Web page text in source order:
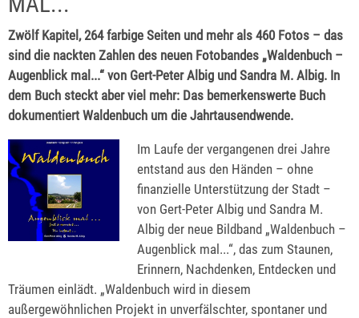
Zwölf Kapitel, 264 farbige Seiten und mehr als 460 Fotos – das
sind die nackten Zahlen des neuen Fotobandes „Waldenbuch –
Augenblick mal...“ von Gert-Peter Albig und Sandra M. Albig. In
dem Buch steckt aber viel mehr: Das bemerkenswerte Buch
dokumentiert Waldenbuch um die Jahrtausendwende.
Im Laufe der vergangenen drei Jahre
entstand aus den Händen – ohne
finanzielle Unterstützung der Stadt –
von Gert-Peter Albig und Sandra M.
Albig der neue Bildband „Waldenbuch –
Augenblick mal...“, das zum Staunen,
Erinnern, Nachdenken, Entdecken und
Träumen einlädt. „Waldenbuch wird in diesem
außergewöhnlichen Projekt in unverfälschter, spontaner und